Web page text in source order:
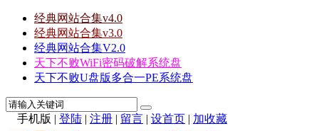
经典网站合集v4.0
经典网站合集v3.0
经典网站合集V2.0
天下不败WiFi密码破解系统盘
天下不败U盘版多合一PE系统盘
手机版 | 登陆 | 注册 | 留言 | 设首页 | 加收藏